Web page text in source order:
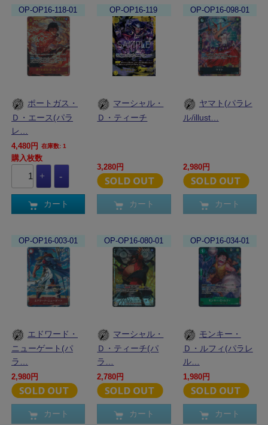
OP-OP16-118-01
ポートガス・
Ｄ・エース(パラ
レ…
4,480円 在庫数: 1
購入枚数
カート
OP-OP16-119
マーシャル・
Ｄ・ティーチ
3,280円
カート
OP-OP16-098-01
ヤマト(パラレ
ル/illust…
2,980円
カート
OP-OP16-003-01
エドワード・
ニューゲート(パ
ラ…
2,980円
カート
OP-OP16-080-01
マーシャル・
Ｄ・ティーチ(パ
ラ…
2,780円
カート
OP-OP16-034-01
モンキー・
Ｄ・ルフィ(パラレ
ル…
1,980円
カート